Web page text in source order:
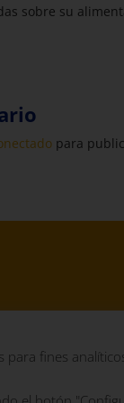
sobre su
para
para fines